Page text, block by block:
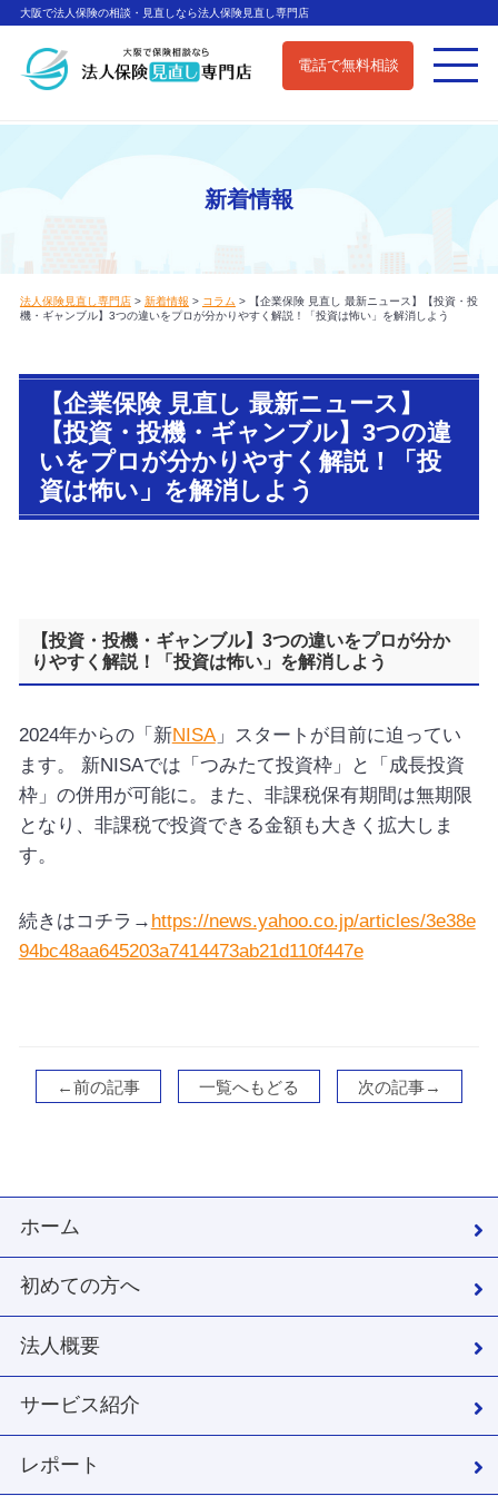
大阪で法人保険の相談・見直しなら法人保険見直し専門店
電話で無料相談
新着情報
法人保険見直し専門店> 新着情報 > コラム >
【企業保険 見直し 最新ニュース】【投資・投
機・ギャンブル】3つの違いをプロが分かりやすく解説！「投資は怖い」を解消しよう
【企業保険 見直し 最新ニュース】
【投資・投機・ギャンブル】3つの違
いをプロが分かりやすく解説！「投
資は怖い」を解消しよう
【投資・投機・ギャンブル】3つの違いをプロが分か
りやすく解説！「投資は怖い」を解消しよう
2024年からの「新NISA」スタートが目前に迫ってい
ます。 新NISAでは「つみたて投資枠」と「成長投資
枠」の併用が可能に。また、非課税保有期間は無期限
となり、非課税で投資できる金額も大きく拡大しま
す。
続きはコチラ→ https://news.yahoo.co.jp/articles/3e38e
94bc48aa645203a7414473ab21d110f447e
←前の記事 一覧へもどる 次の記事→
ホーム
初めての方へ
法人概要
サービス紹介
レポート